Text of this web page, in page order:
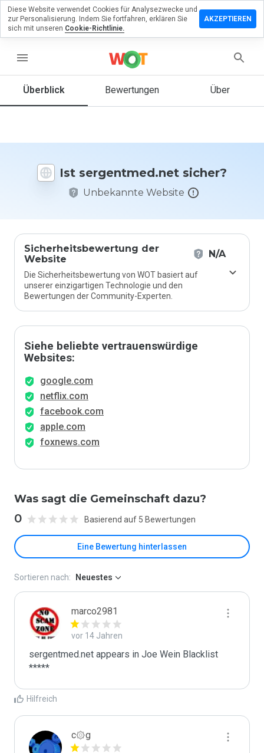
menu
Überblick Bewertungen Über
Ist sergentmed.net sicher?
Unbekannte Website
Sicherheitsbewertung der
Website
N/A
Die Sicherheitsbewertung von WOT basiert auf
unserer einzigartigen Technologie und den
Bewertungen der Community-Experten.
Siehe beliebte vertrauenswürdige
Websites:
google.com
netflix.com
facebook.com
apple.com
foxnews.com
Was sagt die Gemeinschaft dazu?
0 Basierend auf 5 Bewertungen
Eine Bewertung hinterlassen
zu
Sie diese
auf einer
Skala von
1 bis 5
Sortieren nach: Neuestes
marco2981
vor 14 Jahren
sergentmed.net appears in Joe Wein Blacklist
*****
Hilfreich
c۞g
Diese Website verwendet Cookies für Analysezwecke und
zur Personalisierung. Indem Sie fortfahren, erklären Sie
sich mit unseren Cookie-Richtlinie.
AKZEPTIEREN